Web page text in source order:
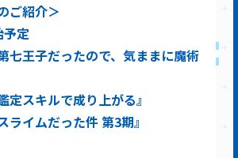
ご紹介＞
予定
七王子だったので、気ままに魔術
定スキルで成り上がる』
ライムだった件 第3期』